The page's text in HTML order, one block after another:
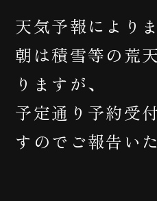
天気予報により
朝は積雪等の荒
りますが、
予定通り予約受
すのでご報告い